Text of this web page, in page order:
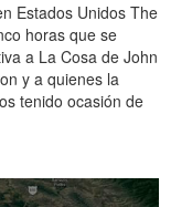
Estados Unidos The
horas que se
a La Cosa de John
y a quienes la
tenido ocasión de